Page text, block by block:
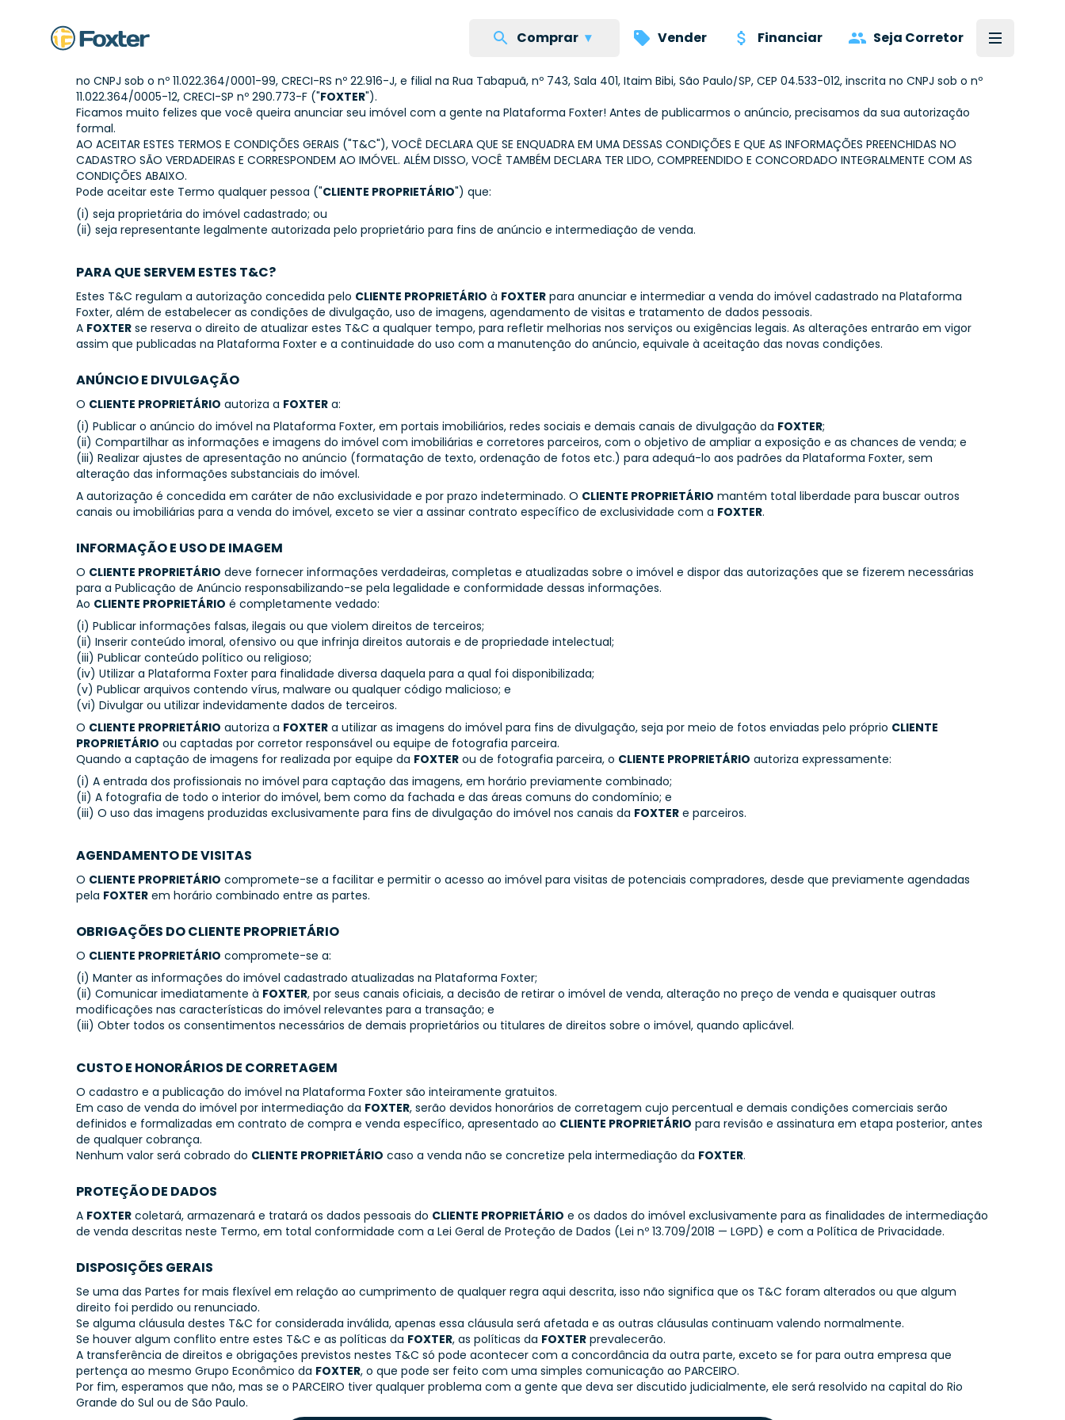
Comprar ▾ Vender Financiar Seja Corretor
TERMOS E CONDIÇÕES GERAIS DE PUBLICAÇÃO DE IMÓVEL
no CNPJ sob o nº 11.022.364/0001-99, CRECI-RS nº 22.916-J, e filial na Rua Tabapuã, nº 743, Sala 401, Itaim Bibi, São Paulo/SP, CEP 04.533-012, inscrita no CNPJ sob o nº
11.022.364/0005-12, CRECI-SP nº 290.773-F ("FOXTER").
Ficamos muito felizes que você queira anunciar seu imóvel com a gente na Plataforma Foxter! Antes de publicarmos o anúncio, precisamos da sua autorização
formal.
AO ACEITAR ESTES TERMOS E CONDIÇÕES GERAIS ("T&C"), VOCÊ DECLARA QUE SE ENQUADRA EM UMA DESSAS CONDIÇÕES E QUE AS INFORMAÇÕES PREENCHIDAS NO
CADASTRO SÃO VERDADEIRAS E CORRESPONDEM AO IMÓVEL. ALÉM DISSO, VOCÊ TAMBÉM DECLARA TER LIDO, COMPREENDIDO E CONCORDADO INTEGRALMENTE COM AS
CONDIÇÕES ABAIXO.
Pode aceitar este Termo qualquer pessoa ("CLIENTE PROPRIETÁRIO") que:
(i) seja proprietária do imóvel cadastrado; ou
(ii) seja representante legalmente autorizada pelo proprietário para fins de anúncio e intermediação de venda.
PARA QUE SERVEM ESTES T&C?
Estes T&C regulam a autorização concedida pelo CLIENTE PROPRIETÁRIO à FOXTER para anunciar e intermediar a venda do imóvel cadastrado na Plataforma
Foxter, além de estabelecer as condições de divulgação, uso de imagens, agendamento de visitas e tratamento de dados pessoais.
A FOXTER se reserva o direito de atualizar estes T&C a qualquer tempo, para refletir melhorias nos serviços ou exigências legais. As alterações entrarão em vigor
assim que publicadas na Plataforma Foxter e a continuidade do uso com a manutenção do anúncio, equivale à aceitação das novas condições.
ANÚNCIO E DIVULGAÇÃO
O CLIENTE PROPRIETÁRIO autoriza a FOXTER a:
(i) Publicar o anúncio do imóvel na Plataforma Foxter, em portais imobiliários, redes sociais e demais canais de divulgação da FOXTER;
(ii) Compartilhar as informações e imagens do imóvel com imobiliárias e corretores parceiros, com o objetivo de ampliar a exposição e as chances de venda; e
(iii) Realizar ajustes de apresentação no anúncio (formatação de texto, ordenação de fotos etc.) para adequá-lo aos padrões da Plataforma Foxter, sem
alteração das informações substanciais do imóvel.
A autorização é concedida em caráter de não exclusividade e por prazo indeterminado. O CLIENTE PROPRIETÁRIO mantém total liberdade para buscar outros
canais ou imobiliárias para a venda do imóvel, exceto se vier a assinar contrato específico de exclusividade com a FOXTER.
INFORMAÇÃO E USO DE IMAGEM
O CLIENTE PROPRIETÁRIO deve fornecer informações verdadeiras, completas e atualizadas sobre o imóvel e dispor das autorizações que se fizerem necessárias
para a Publicação de Anúncio responsabilizando-se pela legalidade e conformidade dessas informações.
Ao CLIENTE PROPRIETÁRIO é completamente vedado:
(i) Publicar informações falsas, ilegais ou que violem direitos de terceiros;
(ii) Inserir conteúdo imoral, ofensivo ou que infrinja direitos autorais e de propriedade intelectual;
(iii) Publicar conteúdo político ou religioso;
(iv) Utilizar a Plataforma Foxter para finalidade diversa daquela para a qual foi disponibilizada;
(v) Publicar arquivos contendo vírus, malware ou qualquer código malicioso; e
(vi) Divulgar ou utilizar indevidamente dados de terceiros.
O CLIENTE PROPRIETÁRIO autoriza a FOXTER a utilizar as imagens do imóvel para fins de divulgação, seja por meio de fotos enviadas pelo próprio CLIENTE
PROPRIETÁRIO ou captadas por corretor responsável ou equipe de fotografia parceira.
Quando a captação de imagens for realizada por equipe da FOXTER ou de fotografia parceira, o CLIENTE PROPRIETÁRIO autoriza expressamente:
(i) A entrada dos profissionais no imóvel para captação das imagens, em horário previamente combinado;
(ii) A fotografia de todo o interior do imóvel, bem como da fachada e das áreas comuns do condomínio; e
(iii) O uso das imagens produzidas exclusivamente para fins de divulgação do imóvel nos canais da FOXTER e parceiros.
AGENDAMENTO DE VISITAS
O CLIENTE PROPRIETÁRIO compromete-se a facilitar e permitir o acesso ao imóvel para visitas de potenciais compradores, desde que previamente agendadas
pela FOXTER em horário combinado entre as partes.
OBRIGAÇÕES DO CLIENTE PROPRIETÁRIO
O CLIENTE PROPRIETÁRIO compromete-se a:
(i) Manter as informações do imóvel cadastrado atualizadas na Plataforma Foxter;
(ii) Comunicar imediatamente à FOXTER, por seus canais oficiais, a decisão de retirar o imóvel de venda, alteração no preço de venda e quaisquer outras
modificações nas características do imóvel relevantes para a transação; e
(iii) Obter todos os consentimentos necessários de demais proprietários ou titulares de direitos sobre o imóvel, quando aplicável.
CUSTO E HONORÁRIOS DE CORRETAGEM
O cadastro e a publicação do imóvel na Plataforma Foxter são inteiramente gratuitos.
Em caso de venda do imóvel por intermediação da FOXTER, serão devidos honorários de corretagem cujo percentual e demais condições comerciais serão
definidos e formalizadas em contrato de compra e venda específico, apresentado ao CLIENTE PROPRIETÁRIO para revisão e assinatura em etapa posterior, antes
de qualquer cobrança.
Nenhum valor será cobrado do CLIENTE PROPRIETÁRIO caso a venda não se concretize pela intermediação da FOXTER.
PROTEÇÃO DE DADOS
A FOXTER coletará, armazenará e tratará os dados pessoais do CLIENTE PROPRIETÁRIO e os dados do imóvel exclusivamente para as finalidades de intermediação
de venda descritas neste Termo, em total conformidade com a Lei Geral de Proteção de Dados (Lei nº 13.709/2018 — LGPD) e com a Política de Privacidade.
DISPOSIÇÕES GERAIS
Se uma das Partes for mais flexível em relação ao cumprimento de qualquer regra aqui descrita, isso não significa que os T&C foram alterados ou que algum
direito foi perdido ou renunciado.
Se alguma cláusula destes T&C for considerada inválida, apenas essa cláusula será afetada e as outras cláusulas continuam valendo normalmente.
Se houver algum conflito entre estes T&C e as políticas da FOXTER, as políticas da FOXTER prevalecerão.
A transferência de direitos e obrigações previstos nestes T&C só pode acontecer com a concordância da outra parte, exceto se for para outra empresa que
pertença ao mesmo Grupo Econômico da FOXTER, o que pode ser feito com uma simples comunicação ao PARCEIRO.
Por fim, esperamos que não, mas se o PARCEIRO tiver qualquer problema com a gente que deva ser discutido judicialmente, ele será resolvido na capital do Rio
Grande do Sul ou de São Paulo.